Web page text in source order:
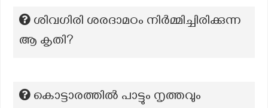
ശിവഗിരി ശരദാമഠം നിർമ്മിച്ചിരിക്കുന്ന
ആ കൃതി?
കൊട്ടാരത്തിൽ പാട്ടും നൃത്തവും